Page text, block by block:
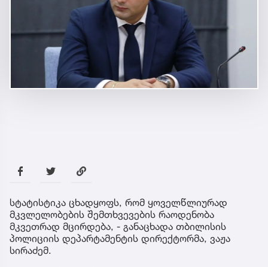
სტატისტიკა ცხადყოფს, რომ ყოველწლიურად
მკვლელობების შემთხვევების რაოდენობა
მკვეთრად მცირდება, - განაცხადა თბილისის
პოლიციის დეპარტამენტის დირექტორმა, ვაჟა
სირაძემ.